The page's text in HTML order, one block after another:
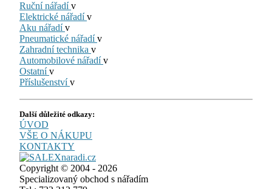
Ruční nářadív
Elektrické nářadív
Aku nářadív
Pneumatické nářadív
Zahradní technika v
Automobilové nářadív
Ostatnív
Příslušenstvív
Další důležité odkazy:
ÚVOD
VŠE O NÁKUPU
KONTAKTY
Copyright © 2004 - 2026
Specializovaný obchod s nářadím